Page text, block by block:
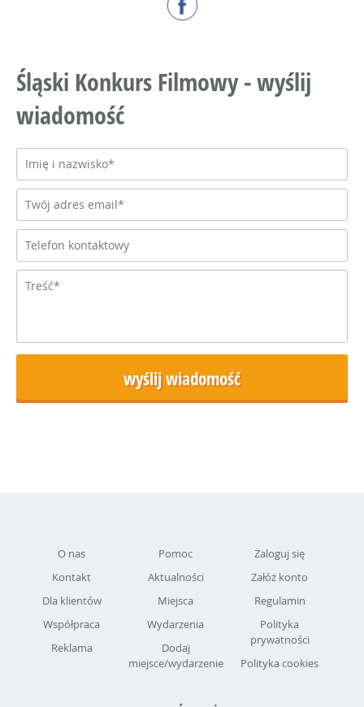
Śląski Konkurs Filmowy - wyślij
wiadomość
O nas
Kontakt
Dla klientów
Współpraca
Reklama
Pomoc
Aktualności
Miejsca
Wydarzenia
Dodaj
miejsce/wydarzenie
Zaloguj się
Załóż konto
Regulamin
Polityka
prywatności
Polityka cookies